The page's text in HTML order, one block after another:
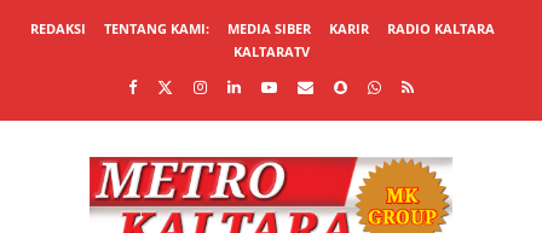
REDAKSI TENTANG KAMI: MEDIA SIBER KARIR
RADIO KALTARA
KALTARATV